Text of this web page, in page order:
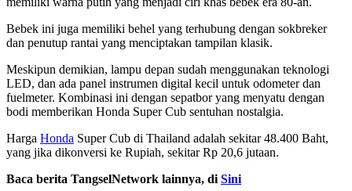
Bebek ini juga memiliki behel yang terhubung dengan sokbreker
dan penutup rantai yang menciptakan tampilan klasik.
Meskipun demikian, lampu depan sudah menggunakan teknologi
LED, dan ada panel instrumen digital kecil untuk odometer dan
fuelmeter. Kombinasi ini dengan sepatbor yang menyatu dengan
bodi memberikan Honda Super Cub sentuhan nostalgia.
Harga Honda Super Cub di Thailand adalah sekitar 48.400 Baht,
yang jika dikonversi ke Rupiah, sekitar Rp 20,6 jutaan.
Baca berita TangselNetwork lainnya, diSini